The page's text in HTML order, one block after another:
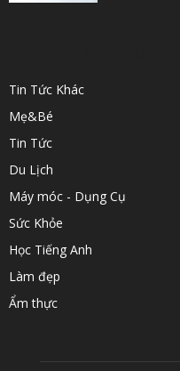
Tin Tức Khác
Mẹ&Bé
Tin Tức
Du Lịch
Máy móc - Dụng Cụ
Sức Khỏe
Học Tiếng Anh
Làm đẹp
Ẩm thực